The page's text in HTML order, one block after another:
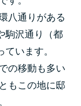
八通りがある
駒沢通り（都
います。
の移動も多い
もこの地に邸